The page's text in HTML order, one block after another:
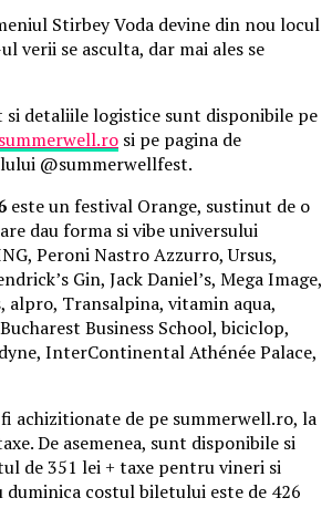
Stirbey Voda devine din nou locul
verii se asculta, dar mai ales se
detaliile logistice sunt disponibile pe
si pe pagina de
@summerwellfest.
este un festival Orange, sustinut de o
dau forma si vibe universului
Peroni Nastro Azzurro, Ursus,
Gin, Jack Daniel’s, Mega Image,
alpro, Transalpina, vitamin aqua,
Business School, biciclop,
InterContinental Athénée Palace,
achizitionate de pe summerwell.ro, la
De asemenea, sunt disponibile si
de 351 lei + taxe pentru vineri si
duminica costul biletului este de 426